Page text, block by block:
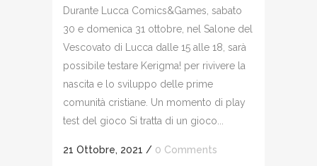
Durante Lucca Comics&Games, sabato
30 e domenica 31 ottobre, nel Salone del
Vescovato di Lucca dalle 15 alle 18, sarà
possibile testare Kerigma! per rivivere la
nascita e lo sviluppo delle prime
comunità cristiane. Un momento di play
test del gioco Si tratta di un gioco...
21 Ottobre, 2021 / 0 Comments